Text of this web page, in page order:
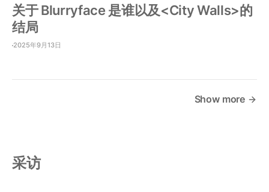
关于 Blurryface 是谁以及<City Walls>的
结局
2025年9月13日
Show more
采访